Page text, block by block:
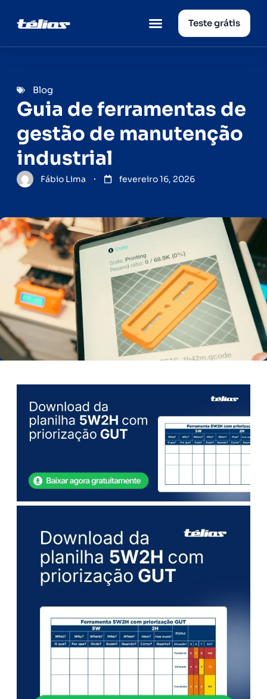
Teste grátis
Blog
Guia de ferramentas de
gestão de manutenção
industrial
Fábio Lima fevereiro 16, 2026